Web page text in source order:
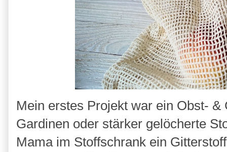
Mein erstes Projekt war ein Obst-
Gardinen oder stärker gelöcherte
Mama im Stoffschrank ein